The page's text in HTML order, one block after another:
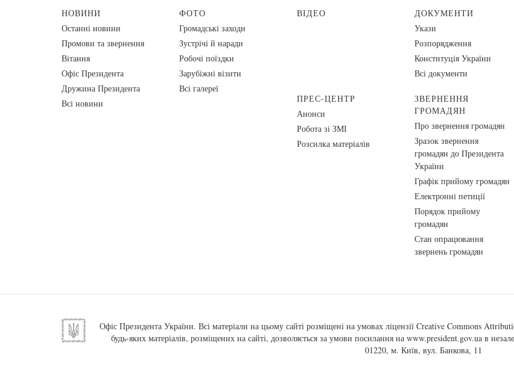
НОВИНИ
Останні новини
Промови та звернення
Вiтання
Офіс Президента
Дружина Президента
Всі новини
ФОТО
Громадські заходи
Зустрічі й наради
Робочі поїздки
Зарубіжні візити
Всі галереї
ВІДЕО
ДОКУМЕНТИ
Укази
Розпорядження
Конституція України
Всі документи
ПРЕС-ЦЕНТР
Анонси
Робота зі ЗМІ
Розсилка матеріалів
ЗВЕРНЕННЯ
ГРОМАДЯН
Про звернення громадян
Зразок звернення
громадян до Президента
України
Графік прийому громадян
Електронні петиції
Порядок прийому
громадян
Стан опрацювання
звернень громадян
Офіс Президента України. Всі матеріали на цьому сайті розміщені на умовах ліцензії Creative Commons
будь-яких матеріалів, розміщених на сайті, дозволяється за умови посилання на www.president.gov.ua в
01220, м. Київ, вул. Банкова, 11